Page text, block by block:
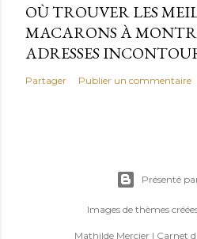
OÙ TROUVER LES
MACARONS À
ADRESSES
Partager Publier un commentaire
Présenté
Images de thèmes
Mathilde Mercier | Carnet